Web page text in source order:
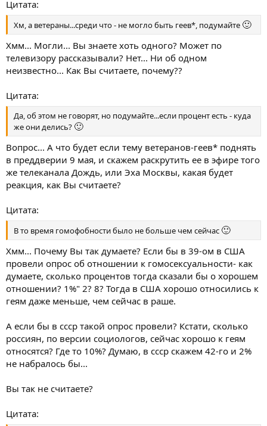
Цитата:
Хм, а ветераны...среди что - не могло быть геев*, подумайте 🙂
Хмм... Могли... Вы знаете хоть одного? Может по
телевизору рассказывали? Нет... Ни об одном
неизвестно... Как Вы считаете, почему??
Цитата:
Да, об этом не говорят, но подумайте...если процент есть - куда
же они делись? 🙂
Вопрос... А что будет если тему ветеранов-геев* поднять
в преддверии 9 мая, и скажем раскрутить ее в эфире того
же телеканала Дождь, или Эха Москвы, какая будет
реакция, как Вы считаете?
Цитата:
В то время гомофобности было не больше чем сейчас 🙂
Хмм... Почему Вы так думаете? Если бы в 39-ом в США
провели опрос об отношении к гомосексуальности- как
думаете, сколько процентов тогда сказали бы о хорошем
отношении? 1%" 2? 8? Тогда в США хорошо относились к
геям даже меньше, чем сейчас в раше.
А если бы в ссср такой опрос провели? Кстати, сколько
россиян, по версии социологов, сейчас хорошо к геям
относятся? Где то 10%? Думаю, в ссср скажем 42-го и 2%
не набралось бы...
Вы так не считаете?
Цитата: